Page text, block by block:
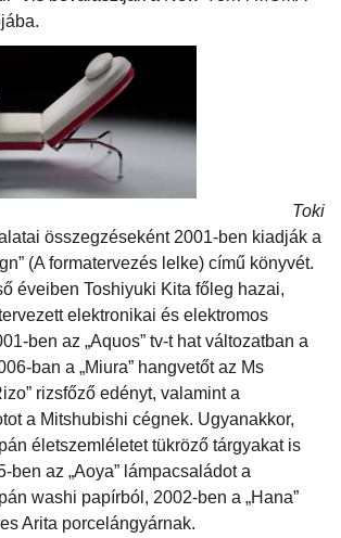
Toki
összegzéseként 2001-ben kiadják a
(A formatervezés lelke) című könyvét.
éveiben Toshiyuki Kita főleg hazai,
elektronikai és elektromos
ben az „Aquos” tv-t hat változatban a
ban a „Miura” hangvetőt az Ms
rizsfőző edényt, valamint a
a Mitshubishi cégnek. Ugyanakkor,
életszemléletet tükröző tárgyakat is
ben az „Aoya” lámpacsaládot a
washi papírból, 2002-ben a „Hana”
Arita porcelángyárnak.